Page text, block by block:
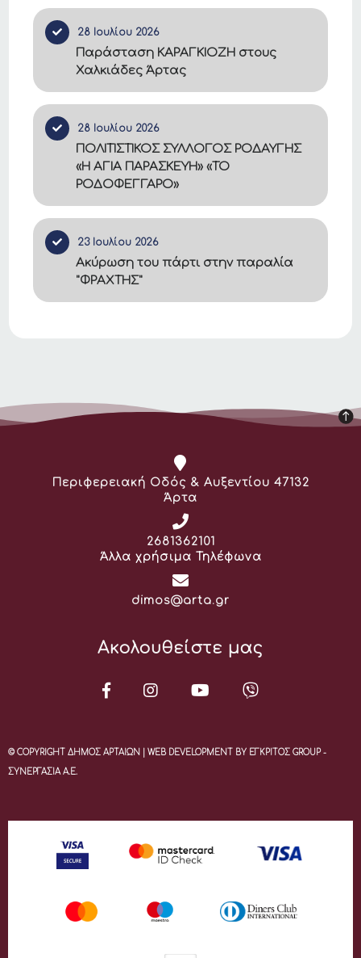
28 Ιουλίου 2026
Παράσταση ΚΑΡΑΓΚΙΟΖΗ στους
Χαλκιάδες Άρτας
28 Ιουλίου 2026
ΠΟΛΙΤΙΣΤΙΚΟΣ ΣΥΛΛΟΓΟΣ ΡΟΔΑΥΓΗΣ
«Η ΑΓΙΑ ΠΑΡΑΣΚΕΥΗ» «ΤΟ
ΡΟΔΟΦΕΓΓΑΡΟ»
23 Ιουλίου 2026
Ακύρωση του πάρτι στην παραλία
"ΦΡΑΧΤΗΣ"
Διεύθυνση:
Περιφερειακή Οδός & Αυξεντίου 47132
Άρτα
Τηλέφωνο:
2681362101
Άλλα χρήσιμα Τηλέφωνα
Email:
dimos@arta.gr
Ακολουθείστε μας
© COPYRIGHT ΔΗΜΟΣ ΑΡΤΑΙΩΝ | WEB DEVELOPMENT BY ΕΓΚΡΙΤΟΣ GROUP -
ΣΥΝΕΡΓΑΣΙΑ Α.Ε.